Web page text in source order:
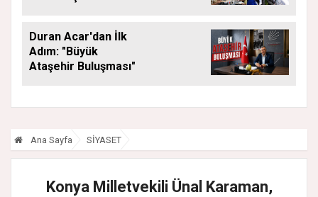
Duran Acar'dan İlk
Adım: "Büyük
Ataşehir Buluşması"
Ana Sayfa SİYASET
Konya Milletvekili Ünal Karaman,